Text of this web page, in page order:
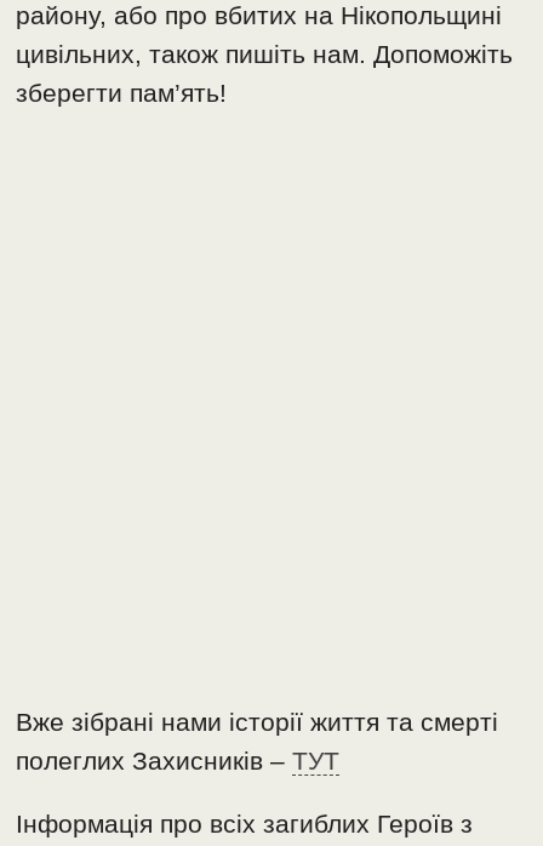
району, або про вбитих на Нікопольщині
цивільних, також пишіть нам. Допоможіть
зберегти пам’ять!
Вже зібрані нами історії життя та смерті
полеглих Захисників –ТУТ
Інформація про всіх загиблих Героїв з